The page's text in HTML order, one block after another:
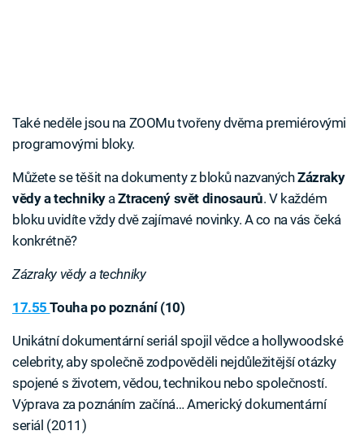
Také neděle jsou na ZOOMu tvořeny dvěma premiérovými
programovými bloky.
Můžete se těšit na dokumenty z bloků nazvanýchZázraky
vědy a technikyaZtracený svět dinosaurů. V každém
bloku uvidíte vždy dvě zajímavé novinky. A co na vás čeká
konkrétně?
Zázraky vědy a techniky
17.55Touha po poznání (10)
Unikátní dokumentární seriál spojil vědce a hollywoodské
celebrity, aby společně zodpověděli nejdůležitější otázky
spojené s životem, vědou, technikou nebo společností.
Výprava za poznáním začíná… Americký dokumentární
seriál (2011)